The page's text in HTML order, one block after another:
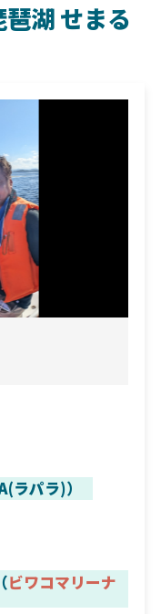
湖 せまる
ラパラ)）
ビワコマリーナ